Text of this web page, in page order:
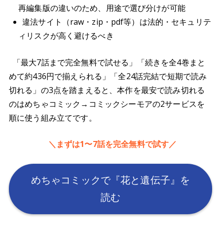
再編集版の違いのため、用途で選び分けが可能
違法サイト（raw・zip・pdf等）は法的・セキュリテ
ィリスクが高く避けるべき
「最大7話まで完全無料で試せる」「続きを全4巻まと
めて約436円で揃えられる」「全24話完結で短期で読み
切れる」の3点を踏まえると、本作を最安で読み切れる
のはめちゃコミック→コミックシーモアの2サービスを
順に使う組み立てです。
＼まずは1〜7話を完全無料で試す／
めちゃコミックで『花と遺伝子』を
読む